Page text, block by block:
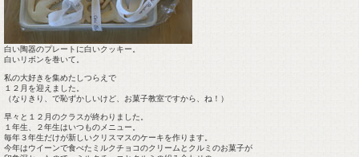
白い陶器のプレートに白いクッキー。
白いリボンを巻いて。
私の大好きを集めたしつらえで
１２月を迎えました。
（なりきり、で恥ずかしいけど、お菓子教室ですから、ね！）
早々と１２月のクラスが終わりました。
１年生、２年生はいつものメニュー。
毎年３年生だけが新しいクリスマスのケーキを作ります。
今年はウイーンで食べたミルクチョコのクリームとクルミのお菓子が